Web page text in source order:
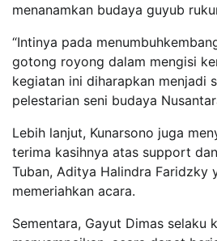
menanamkan budaya guyub
“Intinya pada
gotong royong dalam mengisi
kegiatan ini diharapkan menjadi
pelestarian seni budaya
Lebih lanjut, Kunarsono juga
terima kasihnya atas support
Tuban, Aditya Halindra Faridzky
memeriahkan acara.
Sementara, Gayut Dimas selaku